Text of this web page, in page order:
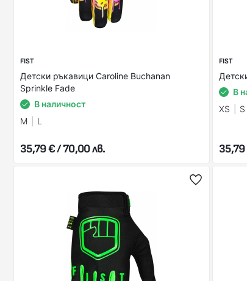
FIST
Детски ръкавици Caroline Buchanan
Sprinkle Fade
В наличност
M
L
35,79 € / 70,00 лв.
FIST
В
XS
S